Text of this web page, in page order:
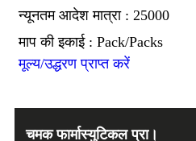
न्यूनतम आदेश मात्रा : 25000
माप की इकाई : Pack/Packs
मूल्य/उद्धरण प्राप्त करें
चमक फार्मास्युटिकल प्रा।